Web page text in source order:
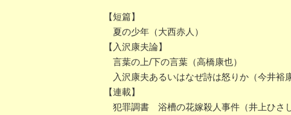
【短篇】
夏の少年（大西赤人）
【入沢康夫論】
言葉の上/下の言葉（高橋康也）
入沢康夫あるいはなぜ詩は怒りか（今井裕康
【連載】
犯罪調書 浴槽の花嫁殺人事件（井上ひさし